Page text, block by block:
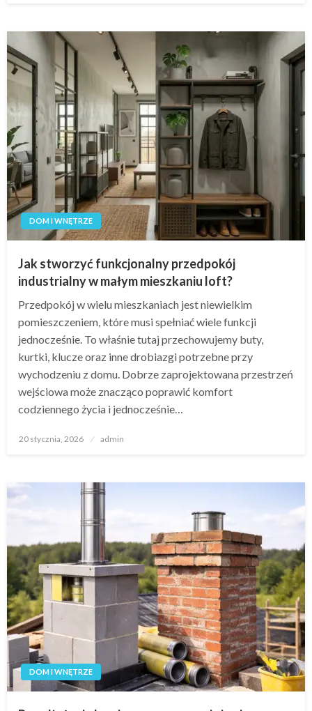
DOM I WNĘTRZE
Jak stworzyć funkcjonalny przedpokój
industrialny w małym mieszkaniu loft?
Przedpokój w wielu mieszkaniach jest niewielkim
pomieszczeniem, które musi spełniać wiele funkcji
jednocześnie. To właśnie tutaj przechowujemy buty,
kurtki, klucze oraz inne drobiazgi potrzebne przy
wychodzeniu z domu. Dobrze zaprojektowana przestrzeń
wejściowa może znacząco poprawić komfort
codziennego życia i jednocześnie…
Opublikowane
20 stycznia, 2026 admin
DOM I WNĘTRZE